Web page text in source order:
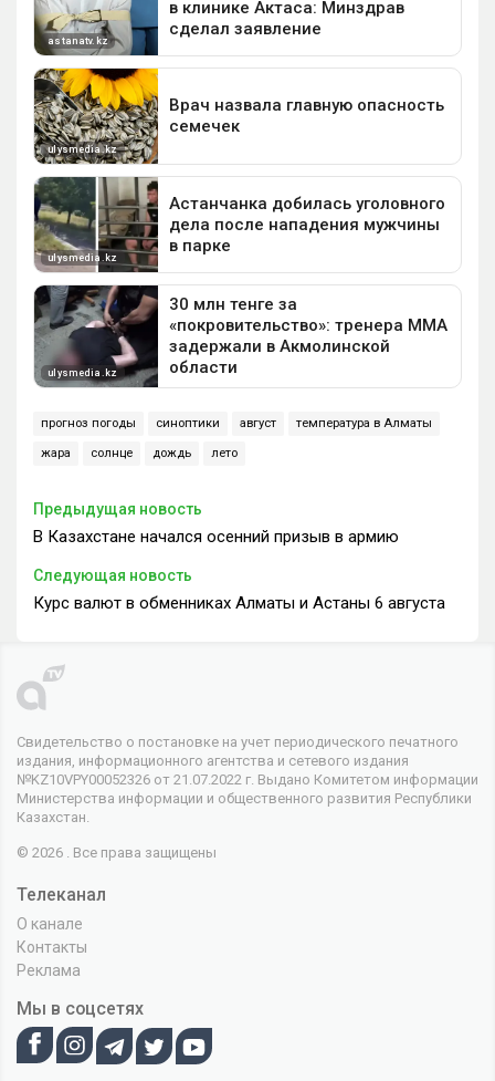
прогноз погоды синоптики август температура в Алматы
жара солнце дождь лето
Предыдущая новость
В Казахстане начался осенний призыв в армию
Следующая новость
Курс валют в обменниках Алматы и Астаны 6 августа
Свидетельство о постановке на учет периодического печатного
издания, информационного агентства и сетевого издания
№KZ10VPY00052326 от 21.07.2022 г. Выдано Комитетом информации
Министерства информации и общественного развития Республики
Казахстан.
© 2026 . Все права защищены
Телеканал
О канале
Контакты
Реклама
Мы в соцсетях